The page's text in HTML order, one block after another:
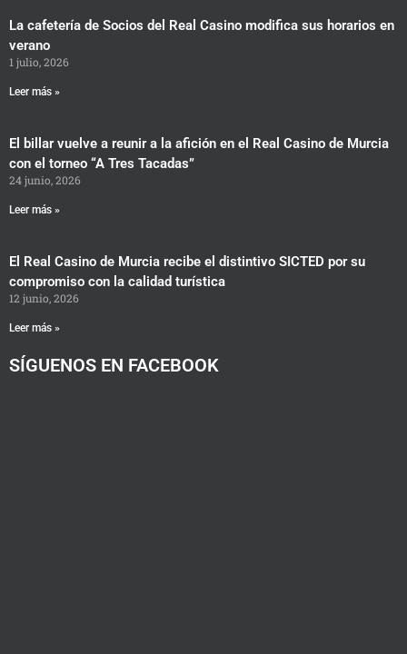
La cafetería de Socios del Real Casino modifica sus horarios en
verano
1 julio, 2026
Leer más »
El billar vuelve a reunir a la afición en el Real Casino de Murcia
con el torneo “A Tres Tacadas”
24 junio, 2026
Leer más »
El Real Casino de Murcia recibe el distintivo SICTED por su
compromiso con la calidad turística
12 junio, 2026
Leer más »
SÍGUENOS EN FACEBOOK